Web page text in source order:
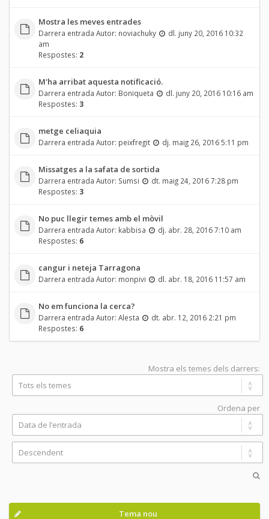
Mostra les meves entrades
Darrera entrada Autor: noviachuky
dl. juny 20, 2016 10:32
am
Respostes: 2
M'ha arribat aquesta notificació.
Darrera entrada Autor: Boniqueta
dl. juny 20, 2016 10:16 am
Respostes: 3
metge celiaquia
Darrera entrada Autor: peixfregit dj. maig 26, 2016 5:11 pm
Missatges a la safata de sortida
Darrera entrada Autor: Sumsi
dt. maig 24, 2016 7:28 pm
Respostes: 3
No puc llegir temes amb el mòvil
Darrera entrada Autor: kabbisa
dj. abr. 28, 2016 7:10 am
Respostes: 6
cangur i neteja Tarragona
Darrera entrada Autor: monpivi dl. abr. 18, 2016 11:57 am
No em funciona la cerca?
Darrera entrada Autor: Alesta
dt. abr. 12, 2016 2:21 pm
Respostes: 6
Mostra els temes dels darrers:
Ordena per
Tema nou